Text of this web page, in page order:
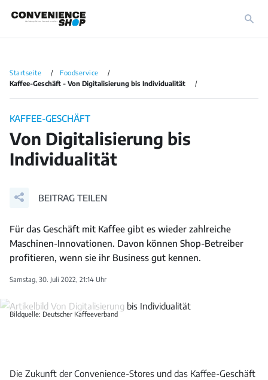
Startseite
Foodservice
Kaffee-Geschäft - Von Digitalisierung bis Individualität
KAFFEE-GESCHÄFT
Von Digitalisierung bis
Individualität
BEITRAG TEILEN
Für das Geschäft mit Kaffee gibt es wieder zahlreiche
Maschinen-Innovationen. Davon können Shop-Betreiber
profitieren, wenn sie ihr Business gut kennen.
Samstag, 30. Juli 2022, 21:14 Uhr
Bildquelle: Deutscher Kaffeeverband
Die Zukunft der Convenience-Stores und das Kaffee-Geschäft